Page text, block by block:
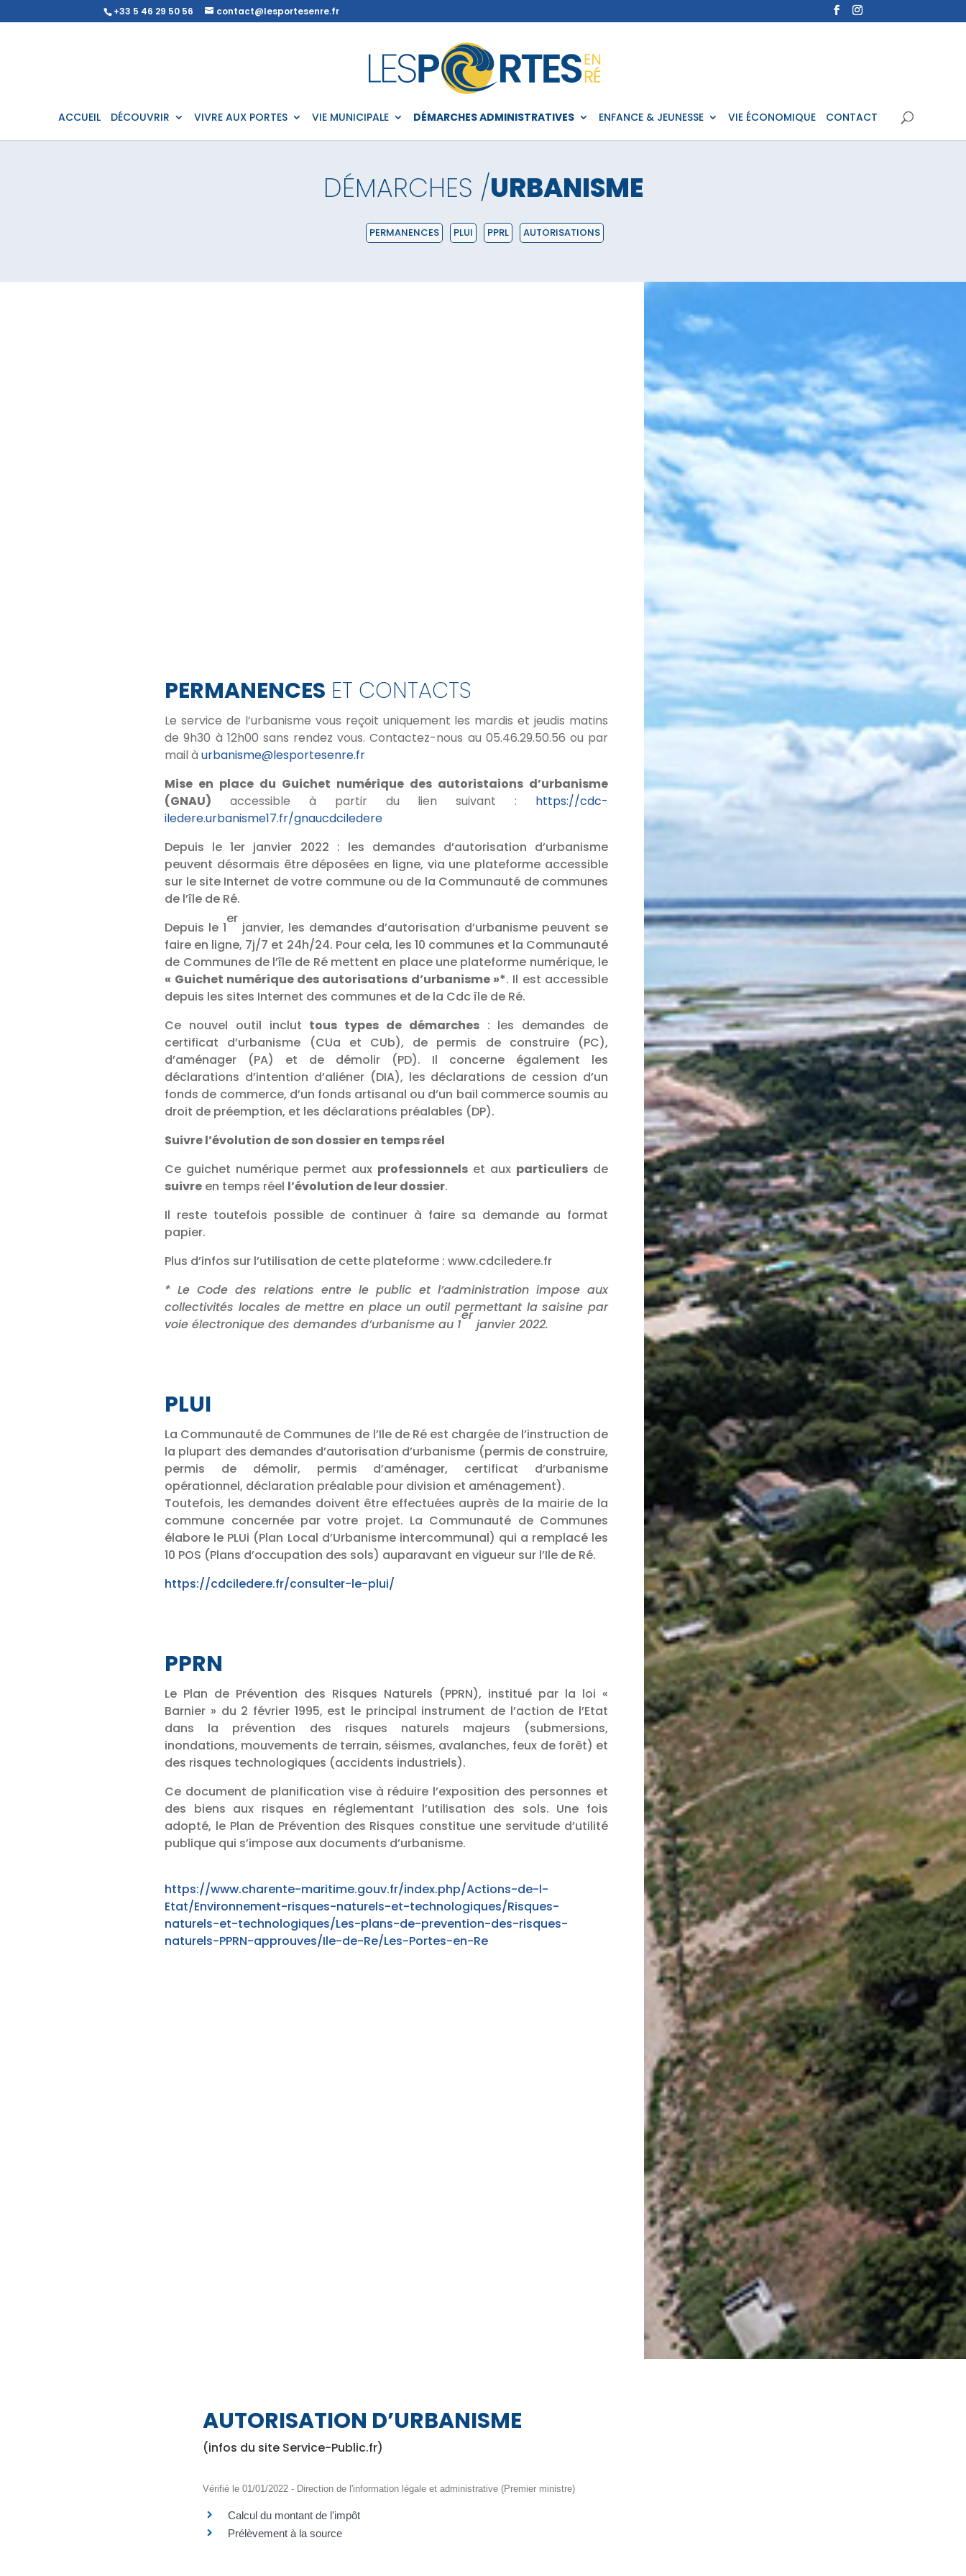
+33 5 46 29 50 56 contact@lesportesenre.fr
ACCUEIL DÉCOUVRIR VIVRE AUX PORTES VIE MUNICIPALE DÉMARCHES ADMINISTRATIVES ENFANCE & JEUNESSE VIE ÉCONOMIQUE CONTACT
DÉMARCHES /URBANISME
PERMANENCES PLUI PPRL AUTORISATIONS
PERMANENCES ET CONTACTS
Le service de l’urbanisme vous reçoit uniquement les mardis et jeudis matins
de 9h30 à 12h00 sans rendez vous. Contactez-nous au 05.46.29.50.56 ou par
mail àurbanisme@lesportesenre.fr
Mise en place du Guichet numérique des autoristaions d’urbanisme
(GNAU) accessible à partir du lien suivant : https://cdc-
iledere.urbanisme17.fr/gnaucdciledere
Depuis le 1er janvier 2022 : les demandes d’autorisation d’urbanisme
peuvent désormais être déposées en ligne, via une plateforme accessible
sur le site Internet de votre commune ou de la Communauté de communes
de l’île de Ré.
Depuis le 1
er
janvier, les demandes d’autorisation d’urbanisme peuvent se
faire en ligne, 7j/7 et 24h/24. Pour cela, les 10 communes et la Communauté
de Communes de l’île de Ré mettent en place une plateforme numérique, le
« Guichet numérique des autorisations d’urbanisme »*. Il est accessible
depuis les sites Internet des communes et de la Cdc île de Ré.
Ce nouvel outil inclut tous types de démarches: les demandes de
certificat d’urbanisme (CUa et CUb), de permis de construire (PC),
d’aménager (PA) et de démolir (PD). Il concerne également les
déclarations d’intention d’aliéner (DIA), les déclarations de cession d’un
fonds de commerce, d’un fonds artisanal ou d’un bail commerce soumis au
droit de préemption, et les déclarations préalables (DP).
Suivre l’évolution de son dossier en temps réel
Ce guichet numérique permet aux professionnels et aux particuliers de
suivre en temps réel l’évolution de leur dossier.
Il reste toutefois possible de continuer à faire sa demande au format
papier.
Plus d’infos sur l’utilisation de cette plateforme : www.cdciledere.fr
* Le Code des relations entre le public et l’administration impose aux
collectivités locales de mettre en place un outil permettant la saisine par
voie électronique des demandes d’urbanisme au 1
er
janvier 2022.
PLUI
La Communauté de Communes de l’Ile de Ré est chargée de l’instruction de
la plupart des demandes d’autorisation d’urbanisme (permis de construire,
permis de démolir, permis d’aménager, certificat d’urbanisme
opérationnel, déclaration préalable pour division et aménagement).
Toutefois, les demandes doivent être effectuées auprès de la mairie de la
commune concernée par votre projet. La Communauté de Communes
élabore le PLUi (Plan Local d’Urbanisme intercommunal) qui a remplacé les
10 POS (Plans d’occupation des sols) auparavant en vigueur sur l’Ile de Ré.
https://cdciledere.fr/consulter-le-plui/
PPRN
Le Plan de Prévention des Risques Naturels (PPRN), institué par la loi «
Barnier » du 2 février 1995, est le principal instrument de l’action de l’Etat
dans la prévention des risques naturels majeurs (submersions,
inondations, mouvements de terrain, séismes, avalanches, feux de forêt) et
des risques technologiques (accidents industriels).
Ce document de planification vise à réduire l’exposition des personnes et
des biens aux risques en réglementant l’utilisation des sols. Une fois
adopté, le Plan de Prévention des Risques constitue une servitude d’utilité
publique qui s’impose aux documents d’urbanisme.
https://www.charente-maritime.gouv.fr/index.php/Actions-de-l-
Etat/Environnement-risques-naturels-et-technologiques/Risques-
naturels-et-technologiques/Les-plans-de-prevention-des-risques-
naturels-PPRN-approuves/Ile-de-Re/Les-Portes-en-Re
AUTORISATION D’URBANISME
(infos du site Service-Public.fr)
Vérifié le 01/01/2022 - Direction de l'information légale et administrative (Premier ministre)
Calcul du montant de l'impôt
Prélèvement à la source